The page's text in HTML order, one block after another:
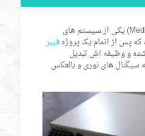
مدیا کانورتر (Media Converter) یکی از سیستم های
پس از اتمام یک پروژهفیبر
و وظیفه اش تبدیل
سیگنال های نوری و بالعکس